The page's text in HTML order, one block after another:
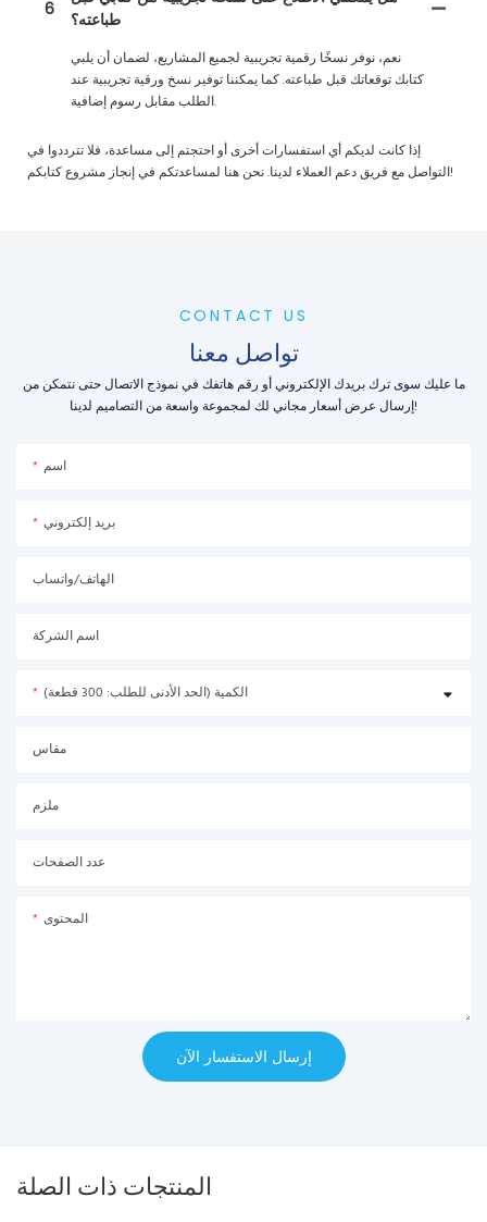
6
طباعته؟
نعم، نوفر نسخًا رقمية تجريبية لجميع المشاريع، لضمان أن يلبي
كتابك توقعاتك قبل طباعته. كما يمكننا توفير نسخ ورقية تجريبية عند
الطلب مقابل رسوم إضافية.
إذا كانت لديكم أي استفسارات أخرى أو احتجتم إلى مساعدة، فلا تترددوا في
التواصل مع فريق دعم العملاء لدينا. نحن هنا لمساعدتكم في إنجاز مشروع كتابكم!
CONTACT US
تواصل معنا
ما عليك سوى ترك بريدك الإلكتروني أو رقم هاتفك في نموذج الاتصال حتى نتمكن من
إرسال عرض أسعار مجاني لك لمجموعة واسعة من التصاميم لدينا!
اسم
بريد إلكتروني
الهاتف/واتساب
اسم الشركة
الكمية (الحد الأدنى للطلب: 300 قطعة)
مقاس
ملزم
عدد الصفحات
المحتوى
إرسال الاستفسار الآن
المنتجات ذات الصلة